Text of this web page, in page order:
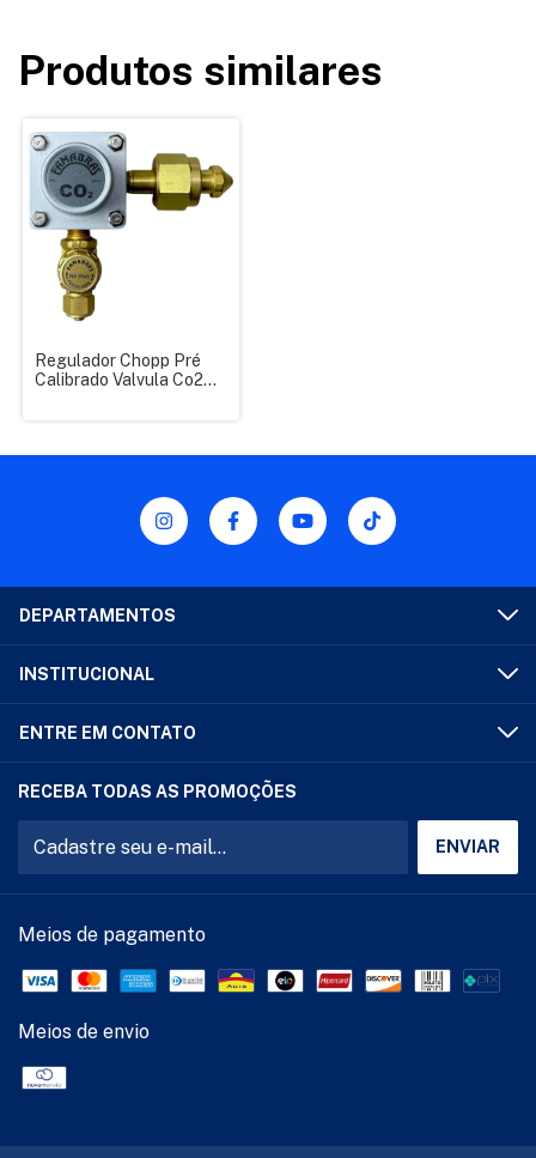
Produtos similares
Regulador Chopp Pré
Calibrado Valvula Co2
DEPARTAMENTOS
INSTITUCIONAL
ENTRE EM CONTATO
RECEBA TODAS AS PROMOÇÕES
Meios de pagamento
Meios de envio